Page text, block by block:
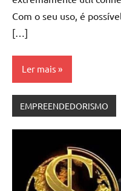
Com o seu uso, é
[…]
Ler mais
EMPREENDEDORISMO